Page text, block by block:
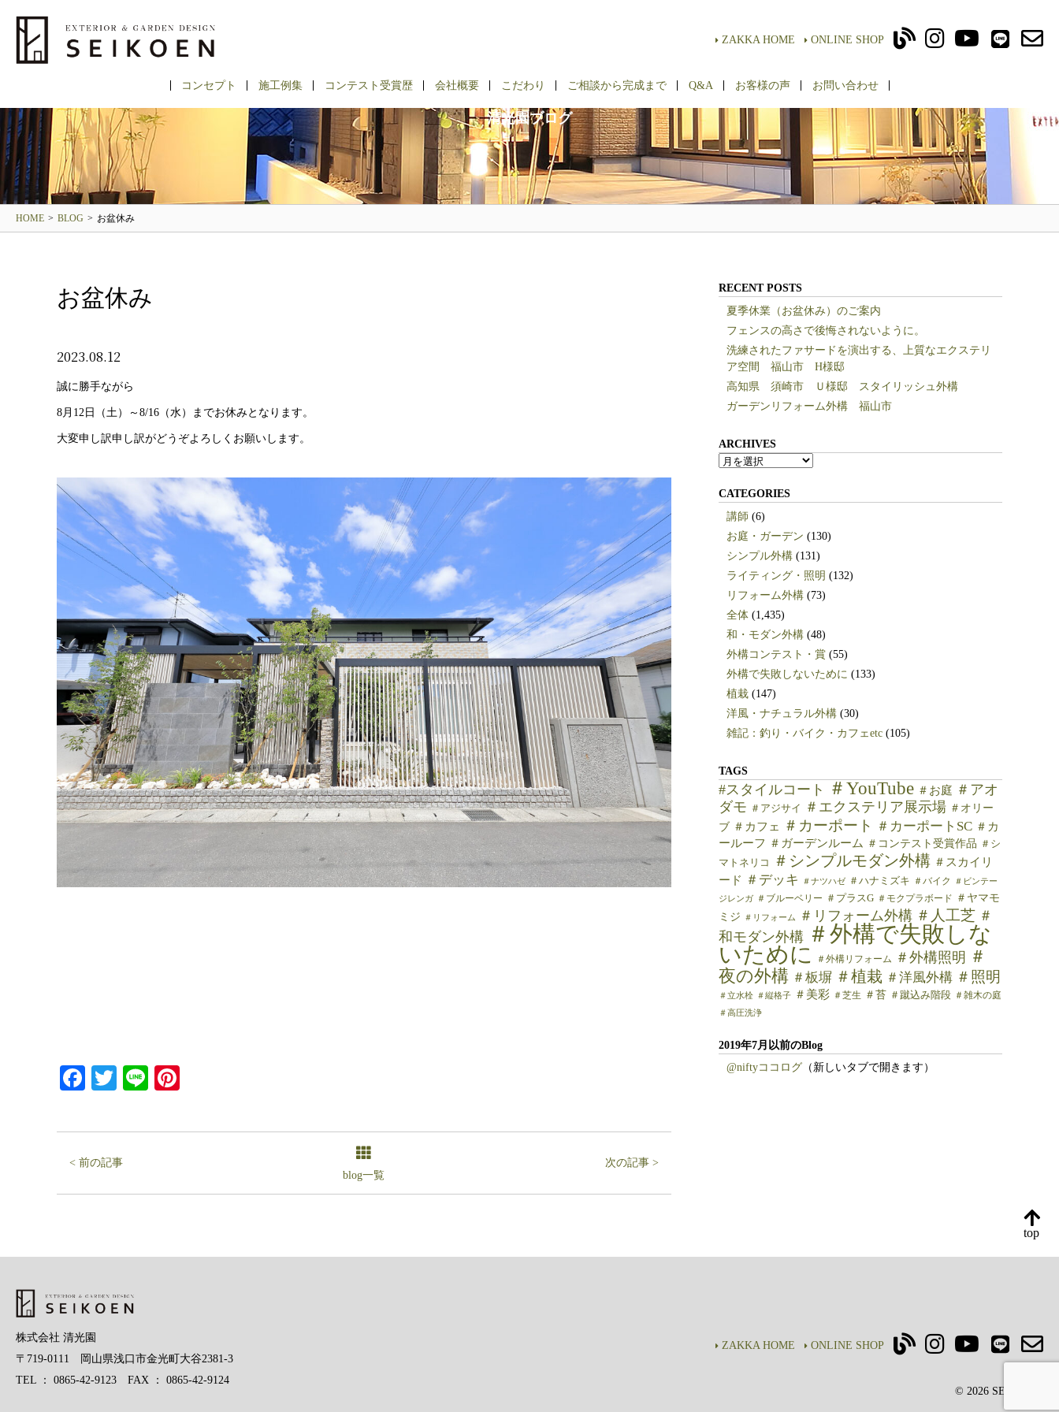
ZAKKA HOME ONLINE SHOP
コンセプト 施工例集 コンテスト受賞歴 会社概要 こだわり ご相談から完成まで Q&A お客様の声 お問い合わせ
BLOG
清光園ブログ
HOME > BLOG > お盆休み
お盆休み
2023.08.12
誠に勝手ながら
8月12日（土）～8/16（水）までお休みとなります。
大変申し訳申し訳がどうぞよろしくお願いします。
Facebook
Twitter
Line
< 前の記事
blog一覧
次の記事 >
RECENT POSTS
夏季休業（お盆休み）のご案内
フェンスの高さで後悔されないように。
洗練されたファサードを演出する、上質なエクステリ
ア空間 福山市 H様邸
高知県 須崎市 Ｕ様邸 スタイリッシュ外構
ガーデンリフォーム外構 福山市
ARCHIVES
ARCHIVES
CATEGORIES
講師 (6)
お庭・ガーデン (130)
シンプル外構 (131)
ライティング・照明 (132)
リフォーム外構 (73)
全体 (1,435)
和・モダン外構 (48)
外構コンテスト・賞 (55)
外構で失敗しないために (133)
植栽 (147)
洋風・ナチュラル外構 (30)
雑記：釣り・バイク・カフェetc (105)
TAGS
#スタイルコート ＃YouTube ＃お庭 ＃アオ
ダモ ＃アジサイ ＃エクステリア展示場 ＃オリー
ブ ＃カフェ ＃カーポート ＃カーポートSC ＃カ
ールーフ ＃ガーデンルーム ＃コンテスト受賞作品 ＃シ
マトネリコ
＃シンプルモダン外構 ＃スカイリ
ード
＃デッキ ＃ナツハゼ ＃ハナミズキ ＃バイク
＃ビンテー
ジレンガ
＃ブルーベリー ＃プラスG ＃モクプラボード ＃ヤマモ
ミジ
＃リフォーム ＃リフォーム外構 ＃人工芝 ＃
和モダン外構 ＃外構で失敗しな
いために
＃外構リフォーム ＃外構照明 ＃
夜の外構 ＃板塀 ＃植栽 ＃洋風外構 ＃照明
＃立水栓 ＃縦格子 ＃美彩 ＃芝生 ＃苔 ＃蹴込み階段 ＃雑木の庭
＃高圧洗浄
2019年7月以前のBlog
@niftyココログ （新しいタブで開きます）
top
株式会社 清光園
〒719-0111 岡山県浅口市金光町大谷2381-3
TEL ： 0865-42-9123 FAX ： 0865-42-9124
ZAKKA HOME ONLINE SHOP
© 2026 SEIKOEN.